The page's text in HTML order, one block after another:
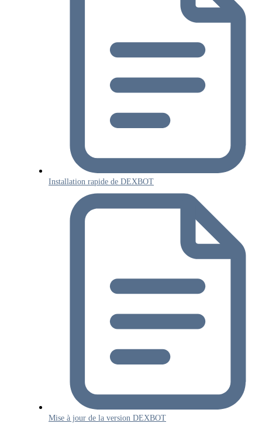
Installation rapide de DEXBOT
Mise à jour de la version DEXBOT